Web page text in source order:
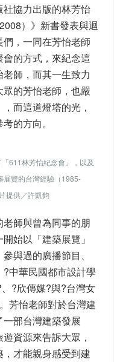
協力出版的林芳怡
）》新書發表與迴
，一同在芳怡老師
的方式，來紀念這
師，而其一生致力
的芳怡老師，也嚴
而這道燈塔的光，
的方向。
611林芳怡紀念會」，以及
展覽的台灣經驗（1985-
提供／許凱鈞
師與曾為同事的朋
始以「建築展覽」
與過的廣播節目、
?中華民國都市設計學
?欣傳媒?與?台灣女
芳怡老師對於台灣建
部台灣建築發展
資源來告訴大眾，
才能親身感受到建